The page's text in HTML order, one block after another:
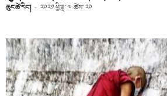
ཆུང་ཚེ་རིང་། - ༢༠༢༡ ཕྱི་ཟླ་ ༧ ཚེས་ ༢༠